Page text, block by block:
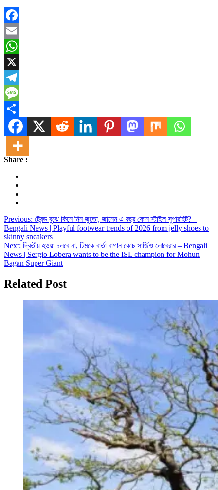
Facebook
Email
WhatsApp
X
Telegram
Message
Share
Share :
Post
navigation
Previous: ট্রেন্ড বুঝে কিনে নিন জুতো, জানেন এ বছর কোন স্টাইল সুপারহিট? –
Bengali News | Playful footwear trends of 2026 from jelly shoes to
skinny sneakers
Next: দ্বিতীয় হওয়া চলবে না, টিমকে বার্তা বাগান কোচ সার্জিও লোবেরার – Bengali
News | Sergio Lobera wants to be the ISL champion for Mohun
Bagan Super Giant
Related Post